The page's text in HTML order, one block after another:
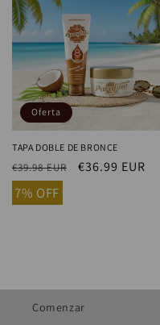
Oferta
TAPA DOBLE DE BRONCE
Precio
habitual
€39.98 EUR
Precio
€36.99 EUR
7% OFF
Comenzar